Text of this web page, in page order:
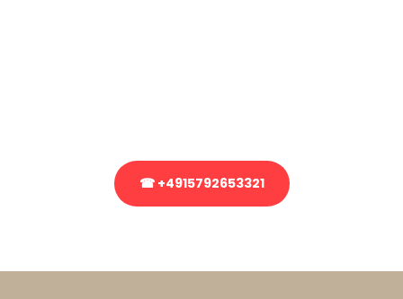
☎ +4915792653321